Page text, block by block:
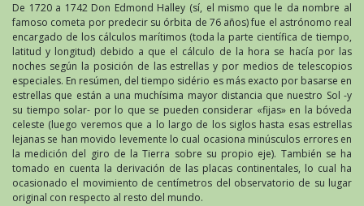
De 1720 a 1742 Don Edmond Halley (sí, el mismo que le da nombre al
famoso cometa por predecir su órbita de 76 años) fue el astrónomo real
encargado de los cálculos marítimos (toda la parte científica de tiempo,
latitud y longitud) debido a que el cálculo de la hora se hacía por las
noches según la posición de las estrellas y por medios de telescopios
especiales. En resúmen, del tiempo sidério es más exacto por basarse en
estrellas que están a una muchísima mayor distancia que nuestro Sol -y
su tiempo solar- por lo que se pueden considerar «fijas» en la bóveda
celeste (luego veremos que a lo largo de los siglos hasta esas estrellas
lejanas se han movido levemente lo cual ocasiona minúsculos errores en
la medición del giro de la Tierra sobre su propio eje). También se ha
tomado en cuenta la derivación de las placas continentales, lo cual ha
ocasionado el movimiento de centímetros del observatorio de su lugar
original con respecto al resto del mundo.